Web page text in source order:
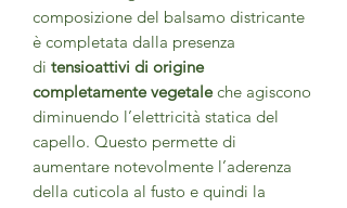
composizione del balsamo districante
è completata dalla presenza
di tensioattivi di origine
completamente vegetaleche agiscono
diminuendo l’elettricità statica del
capello. Questo permette di
aumentare notevolmente l’aderenza
della cuticola al fusto e quindi la